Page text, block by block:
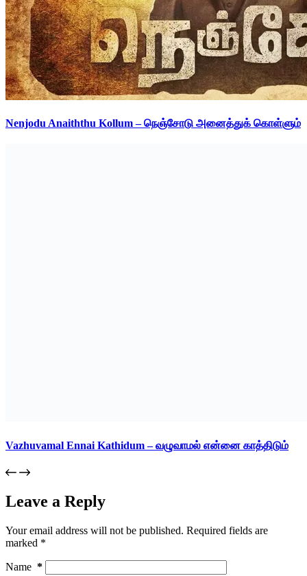
Nenjodu Anaiththu Kollum – நெஞ்சோடு அனைத்துக் கொள்ளும்
Vazhuvamal Ennai Kathidum – வழுவாமல் என்னை காத்திடும்
Leave a Reply
Your email address will not be published. Required fields are
marked *
Name *